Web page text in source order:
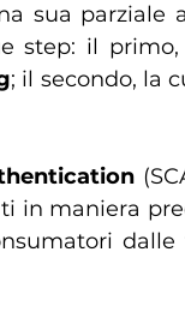
sua parziale
step: il
; il secondo, la
in maniera